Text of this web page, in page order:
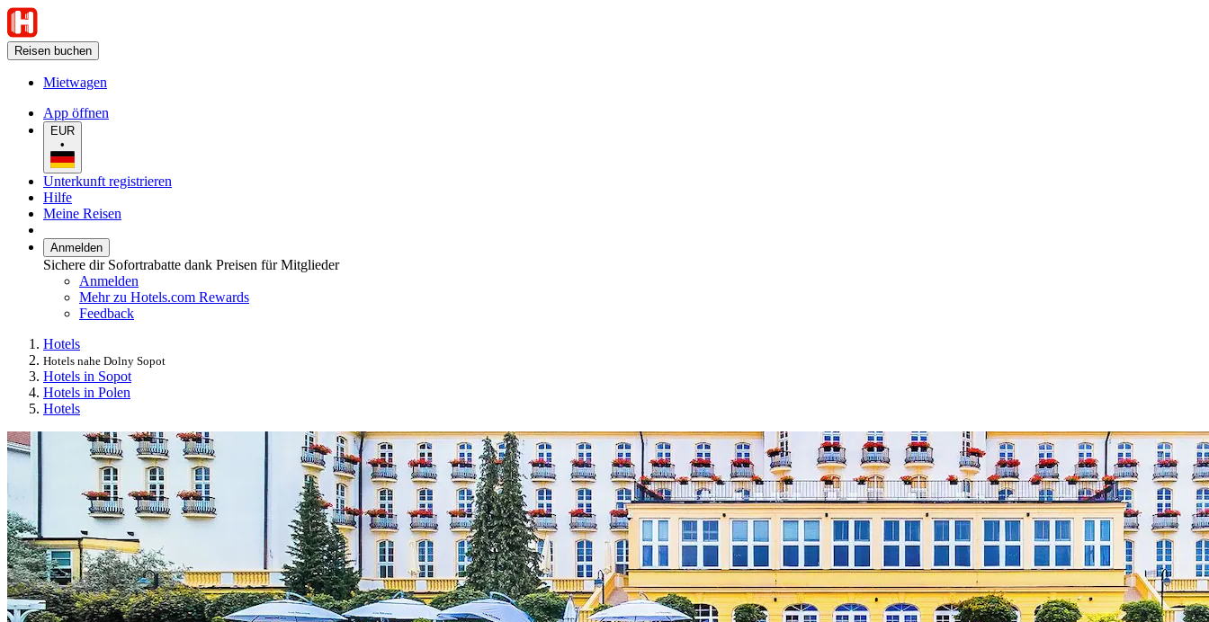
Reisen buchen
Mietwagen
App öffnen
EUR
•
Unterkunft registrieren
Hilfe
Meine Reisen
Anmelden
Sichere dir Sofortrabatte dank Preisen für Mitglieder
Anmelden
Mehr zu Hotels.com Rewards
Feedback
Hotels
Hotels nahe Dolny Sopot
Hotels in Sopot
Hotels in Polen
Hotels